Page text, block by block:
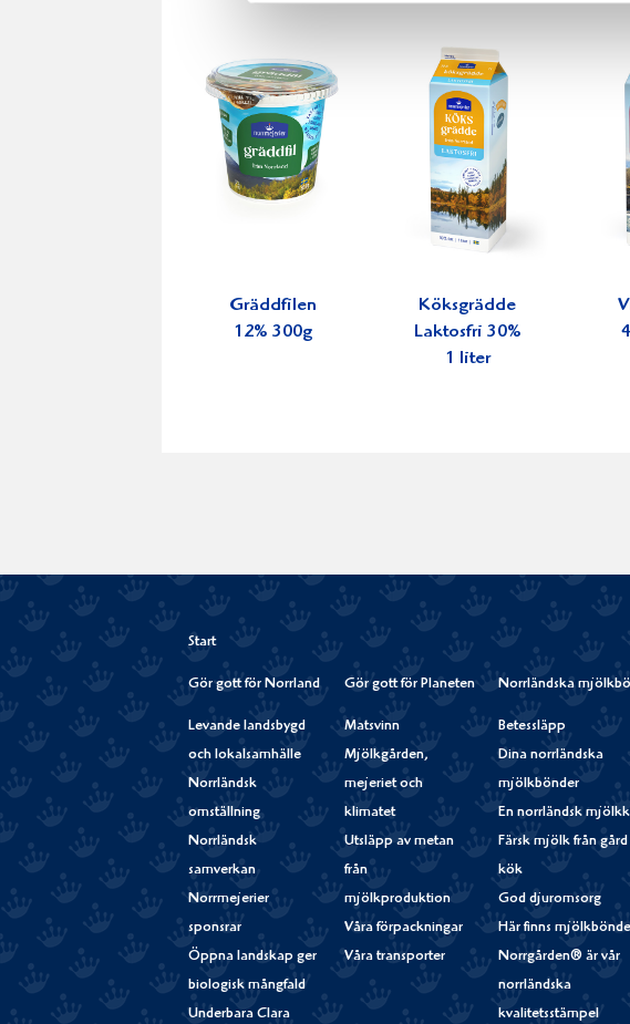
Gräddfilen
12% 300g
Köksgrädde
Laktosfri 30%
1 liter
Start
Gör gott för Norrland
Levande landsbygd
och lokalsamhälle
Norrländsk
omställning
Norrländsk
samverkan
Norrmejerier
sponsrar
Öppna landskap ger
biologisk mångfald
Underbara Clara
Gör gott för Planeten
Matsvinn
Mjölkgården,
mejeriet och
klimatet
Utsläpp av metan
från
mjölkproduktion
Våra förpackningar
Våra transporter
Norrländska
Betessläpp
Dina norrländska
mjölkbönder
En norrländsk
Färsk mjölk från gård
kök
God djuromsorg
Här finns
Norrgården® är vår
norrländska
kvalitetsstämpel